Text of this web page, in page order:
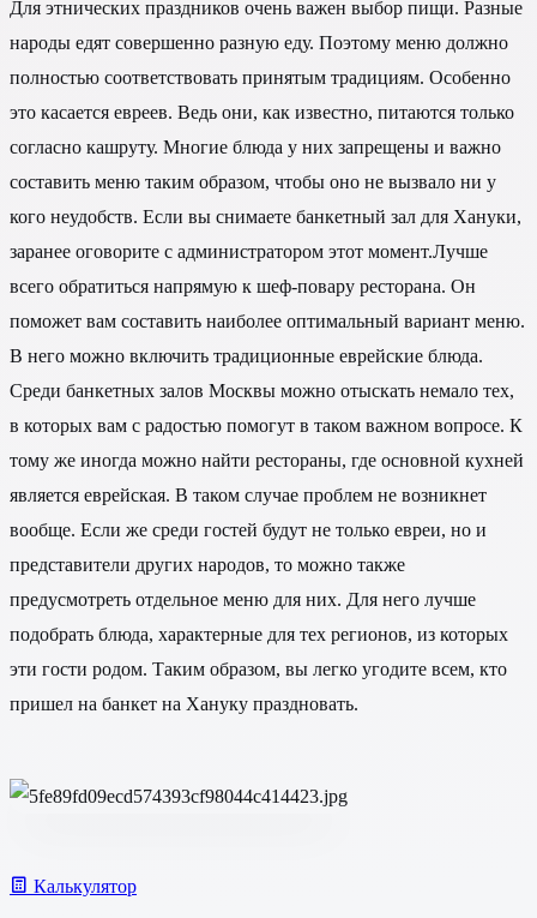
Для этнических праздников очень важен выбор пищи. Разные
народы едят совершенно разную еду. Поэтому меню должно
полностью соответствовать принятым традициям. Особенно
это касается евреев. Ведь они, как известно, питаются только
согласно кашруту. Многие блюда у них запрещены и важно
составить меню таким образом, чтобы оно не вызвало ни у
кого неудобств. Если вы снимаете банкетный зал для Хануки,
заранее оговорите с администратором этот момент.Лучше
всего обратиться напрямую к шеф-повару ресторана. Он
поможет вам составить наиболее оптимальный вариант меню.
В него можно включить традиционные еврейские блюда.
Среди банкетных залов Москвы можно отыскать немало тех,
в которых вам с радостью помогут в таком важном вопросе. К
тому же иногда можно найти рестораны, где основной кухней
является еврейская. В таком случае проблем не возникнет
вообще. Если же среди гостей будут не только евреи, но и
представители других народов, то можно также
предусмотреть отдельное меню для них. Для него лучше
подобрать блюда, характерные для тех регионов, из которых
эти гости родом. Таким образом, вы легко угодите всем, кто
пришел на банкет на Хануку праздновать.
Калькулятор